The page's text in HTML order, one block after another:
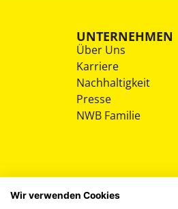
UNTERNEHMEN
Über Uns
Karriere
Nachhaltigkeit
Presse
NWB Familie
Wir verwenden Cookies